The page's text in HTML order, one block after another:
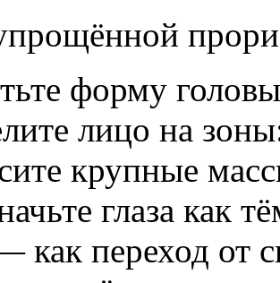
форму
лицо на
крупные
глаза как
как переход от